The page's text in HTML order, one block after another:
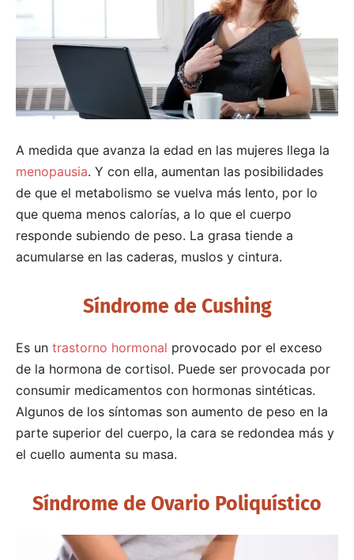
A medida que avanza la edad en las mujeres llega la
menopausia. Y con ella, aumentan las posibilidades
de que el metabolismo se vuelva más lento, por lo
que quema menos calorías, a lo que el cuerpo
responde subiendo de peso. La grasa tiende a
acumularse en las caderas, muslos y cintura.
Síndrome de Cushing
Es un trastorno hormonal provocado por el exceso
de la hormona de cortisol. Puede ser provocada por
consumir medicamentos con hormonas sintéticas.
Algunos de los síntomas son aumento de peso en la
parte superior del cuerpo, la cara se redondea más y
el cuello aumenta su masa.
Síndrome de Ovario Poliquístico